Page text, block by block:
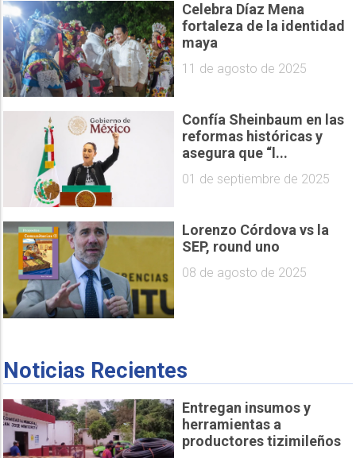
Celebra Díaz Mena
fortaleza de la identidad
maya
11 de agosto de 2025
Confía Sheinbaum en las
reformas históricas y
asegura que “l...
01 de septiembre de 2025
Lorenzo Córdova vs la
SEP, round uno
08 de agosto de 2025
Noticias Recientes
Entregan insumos y
herramientas a
productores tizimileños